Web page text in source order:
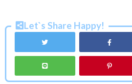
Let`s Share Happy!